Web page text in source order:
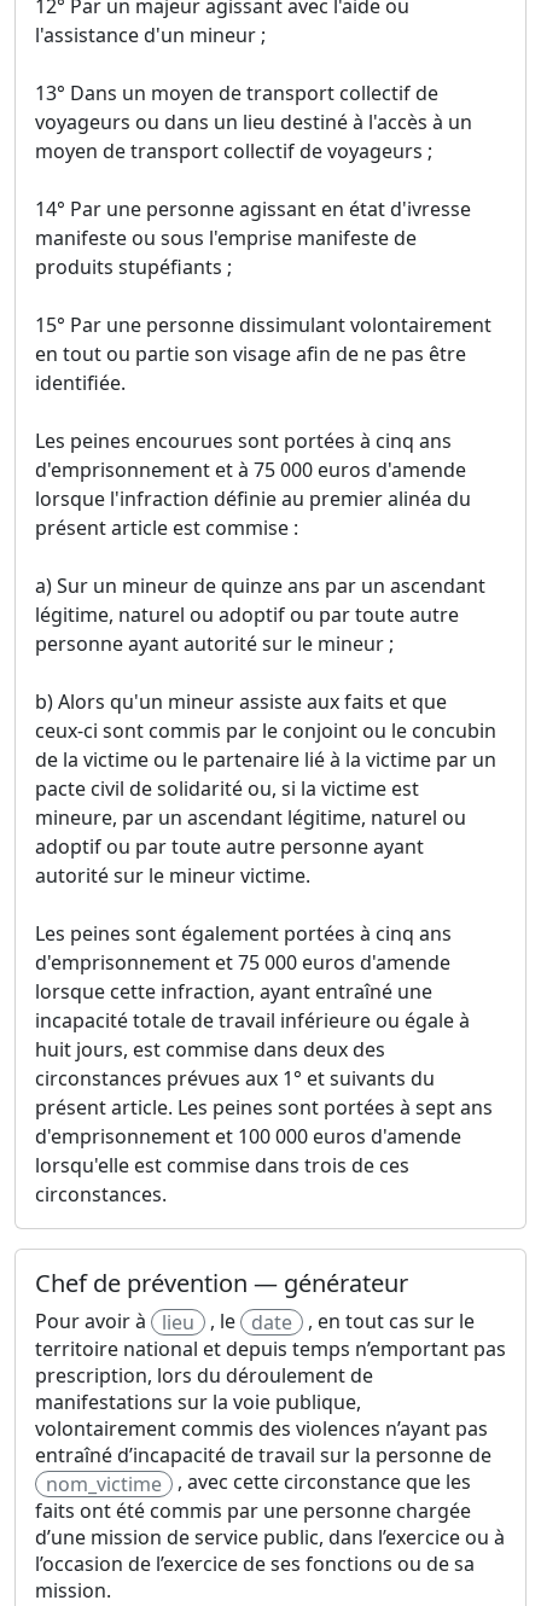
12° Par un majeur agissant avec l'aide ou
l'assistance d'un mineur ;
13° Dans un moyen de transport collectif de
voyageurs ou dans un lieu destiné à l'accès à un
moyen de transport collectif de voyageurs ;
14° Par une personne agissant en état d'ivresse
manifeste ou sous l'emprise manifeste de
produits stupéfiants ;
15° Par une personne dissimulant volontairement
en tout ou partie son visage afin de ne pas être
identifiée.
Les peines encourues sont portées à cinq ans
d'emprisonnement et à 75 000 euros d'amende
lorsque l'infraction définie au premier alinéa du
présent article est commise :
a) Sur un mineur de quinze ans par un ascendant
légitime, naturel ou adoptif ou par toute autre
personne ayant autorité sur le mineur ;
b) Alors qu'un mineur assiste aux faits et que
ceux-ci sont commis par le conjoint ou le concubin
de la victime ou le partenaire lié à la victime par un
pacte civil de solidarité ou, si la victime est
mineure, par un ascendant légitime, naturel ou
adoptif ou par toute autre personne ayant
autorité sur le mineur victime.
Les peines sont également portées à cinq ans
d'emprisonnement et 75 000 euros d'amende
lorsque cette infraction, ayant entraîné une
incapacité totale de travail inférieure ou égale à
huit jours, est commise dans deux des
circonstances prévues aux 1° et suivants du
présent article. Les peines sont portées à sept ans
d'emprisonnement et 100 000 euros d'amende
lorsqu'elle est commise dans trois de ces
circonstances.
Chef de prévention — générateur
Pour avoir à lieu , le date
, en tout cas sur le
territoire national et depuis temps n’emportant pas
prescription, lors du déroulement de
manifestations sur la voie publique,
volontairement commis des violences n’ayant pas
entraîné d’incapacité de travail sur la personne de
nom_victime
, avec cette circonstance que les
faits ont été commis par une personne chargée
d’une mission de service public, dans l’exercice ou à
l’occasion de l’exercice de ses fonctions ou de sa
mission.